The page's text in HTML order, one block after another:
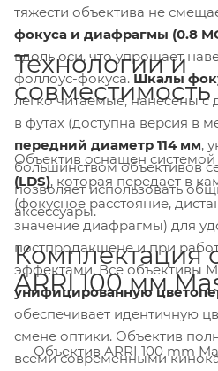
тяжести объектива не
фокуса и диафрагмы (0.8
вдоль оси, что упрощает
фоллоус-фокуса. Шкалы
легко читаемые, нанесены с
в футах (доступна версия в
передний диаметр 114 мм,
большинством объективов
позволяет использовать
аксессуары.
Технологии и
совместимость
Объектив оснащен системой
(LDS), которая передает в
(фокусное расстояние,
значение диафрагмы) для
постпродакшене и при
эффектами. Все объективы
унифицированную
обеспечивает идентичную
смене оптики. Объектив
всеми современными
Комплектация
ARRI 100 мм
Объектив ARRI 100 mm